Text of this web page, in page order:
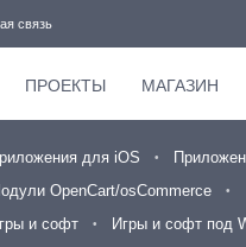
связь
ПРОЕКТЫ МАГАЗИН
для iOS
OpenCart/osCommerce
и софт
Игры и софт под